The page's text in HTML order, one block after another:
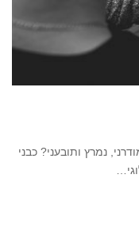
נמרץ ותובעני? כבני